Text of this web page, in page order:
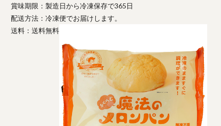
賞味期限：製造日から冷凍保存で365日
配送方法：冷凍便でお届けします。
送料：送料無料